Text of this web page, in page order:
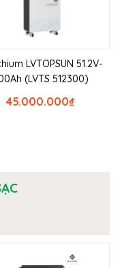
LVTOPSUN 51.2V-
(LVTS 512300)
₫
45.000.000